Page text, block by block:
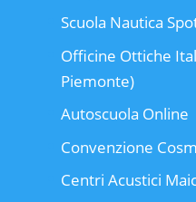
Scuola Nautica
Officine Ottiche
Piemonte)
Autoscuola Online
Convenzione
Centri Acustici